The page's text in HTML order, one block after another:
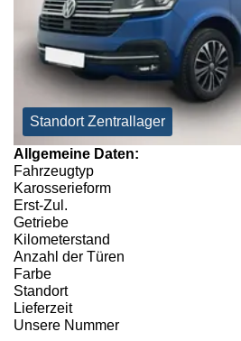
Standort Zentrallager
Allgemeine Daten:
Fahrzeugtyp
Karosserieform
Erst-Zul.
Getriebe
Kilometerstand
Anzahl der Türen
Farbe
Standort
Lieferzeit
Unsere Nummer